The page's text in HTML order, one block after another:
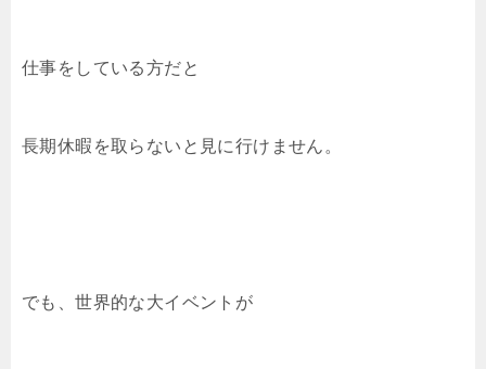
仕事をしている方だと
長期休暇を取らないと見に行けません。
でも、世界的な大イベントが